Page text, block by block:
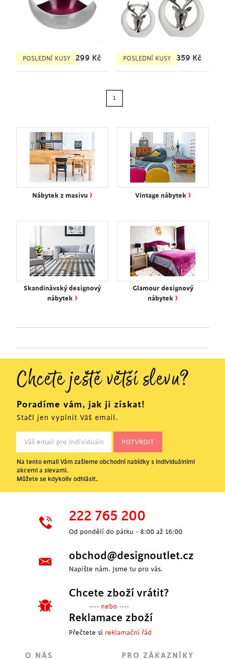
POSLEDNÍ KUSY 299 Kč POSLEDNÍ KUSY 359 Kč
1
Nábytek z masivu › Vintage nábytek ›
Skandinávský designový
nábytek ›
Glamour designový
nábytek ›
Chcete ještě větší slevu?
Poradíme vám, jak ji získat!
Stačí jen vyplnit Váš email.
Na tento email Vám zašleme obchodní nabídky s individuálními
akcemi a slevami.
Můžete se kdykoliv odhlásit.
222 765 200
Od pondělí do pátku - 8:00 až 16:00
obchod@designoutlet.cz
Napište nám. Jsme tu pro vás.
Chcete zboží vrátit?
---- nebo ----
Reklamace zboží
Přečtete si reklamační řád
O NÁS PRO ZÁKAZNÍKY